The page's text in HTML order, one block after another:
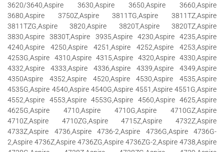
3620/3640,Aspire 3630,Aspire 3650,Aspire 3660,Aspire
3680,Aspire 3750Z,Aspire 3811TG,Aspire 3811TZ,Aspire
3811TZG,Aspire 3820,Aspire 3820T,Aspire 3820TZ,Aspire
3830,Aspire 3830T,Aspire 3935,Aspire 4230,Aspire 4235,Aspire
4240,Aspire 4250,Aspire 4251,Aspire 4252,Aspire 4253,Aspire
4253G,Aspire 4310,Aspire 4315,Aspire 4320,Aspire 4330,Aspire
4332,Aspire 4333,Aspire 4336,Aspire 4339,Aspire 4349,Aspire
4350Aspire 4352,Aspire 4520,Aspire 4530,Aspire 4535,Aspire
4535G,Aspire 4540,Aspire 4540G,Aspire 4551,Aspire 4551G,Aspire
4552,Aspire 4553,Aspire 4553G,Aspire 4560,Aspire 4625,Aspire
4625G,Aspire 4710,Aspire 4710G,Aspire 4710GZ,Aspire
4710Z,Aspire 4710ZG,Aspire 4715Z,Aspire 4732Z,Aspire
4733Z,Aspire 4736,Aspire 4736-2,Aspire 4736G,Aspire 4736G-
2,Aspire 4736Z,Aspire 4736ZG,Aspire 4736ZG-2,Aspire 4738,Aspire